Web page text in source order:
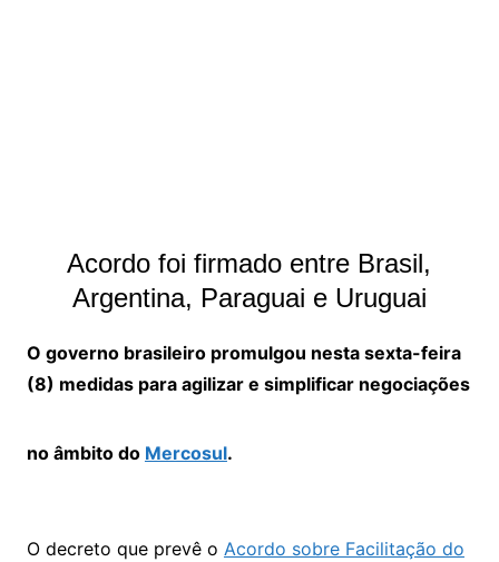
Acordo foi firmado entre Brasil,
Argentina, Paraguai e Uruguai
O governo brasileiro promulgou nesta sexta-feira
(8) medidas para agilizar e simplificar negociações
no âmbito do Mercosul.
O decreto que prevê o Acordo sobre Facilitação do